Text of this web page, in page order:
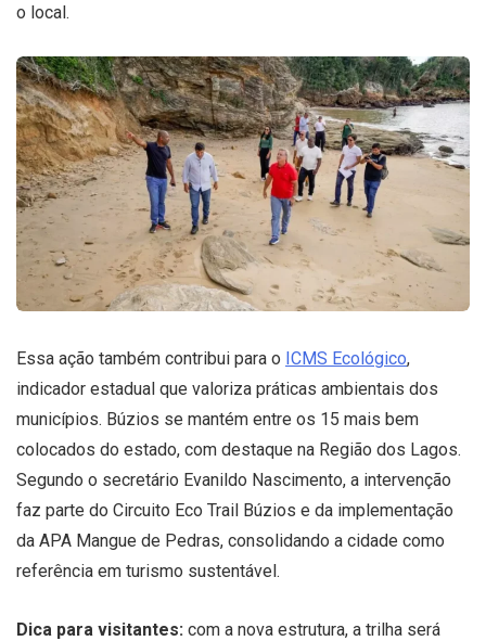
o local.
Essa ação também contribui para o ICMS Ecológico,
indicador estadual que valoriza práticas ambientais dos
municípios. Búzios se mantém entre os 15 mais bem
colocados do estado, com destaque na Região dos Lagos.
Segundo o secretário Evanildo Nascimento, a intervenção
faz parte do Circuito Eco Trail Búzios e da implementação
da APA Mangue de Pedras, consolidando a cidade como
referência em turismo sustentável.
Dica para visitantes: com a nova estrutura, a trilha será